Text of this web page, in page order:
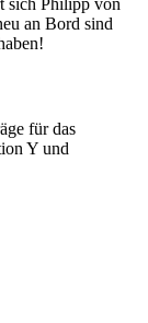
sich Philipp von
an Bord sind
für das
Y und